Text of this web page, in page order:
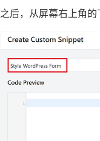
之后，从屏幕右上角的